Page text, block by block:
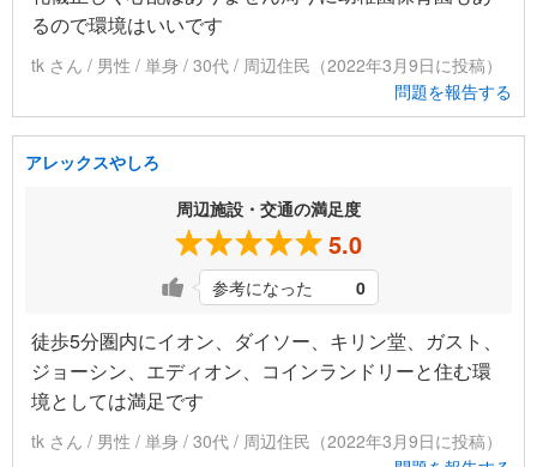
るので環境はいいです
tk さん / 男性 / 単身 / 30代 / 周辺住民（2022年3月9日に投稿）
問題を報告する
アレックスやしろ
周辺施設・交通の満足度
5.0
参考になった 0
徒歩5分圏内にイオン、ダイソー、キリン堂、ガスト、
ジョーシン、エディオン、コインランドリーと住む環
境としては満足です
tk さん / 男性 / 単身 / 30代 / 周辺住民（2022年3月9日に投稿）